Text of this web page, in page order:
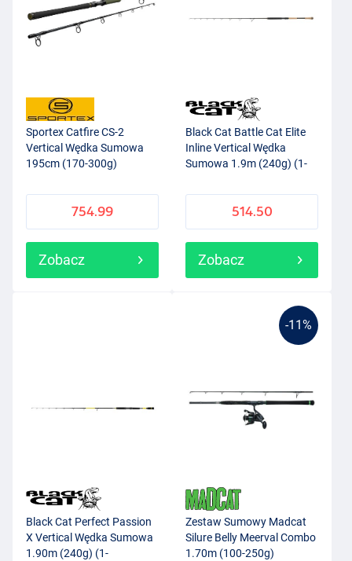
Sportex Catfire CS-2
Vertical Wędka Sumowa
195cm (170-300g)
754.99
Zobacz
Black Cat Battle Cat Elite
Inline Vertical Wędka
Sumowa 1.9m (240g) (1-
514.50
Zobacz
Black Cat Perfect Passion
X Vertical Wędka Sumowa
1.90m (240g) (1-
-11%
Zestaw Sumowy Madcat
Silure Belly Meerval Combo
1.70m (100-250g)